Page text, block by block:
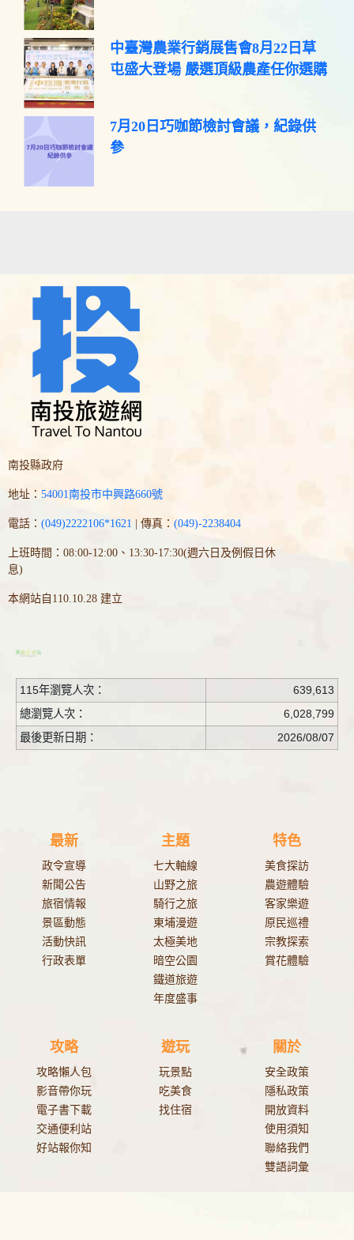
中臺灣農業行銷展售會8月22日草
屯盛大登場 嚴選頂級農產任你選購
7月20日巧咖節檢討會議，紀錄供
參
南投縣政府
地址： 54001南投市中興路660號
電話： (049)2222106*1621 | 傳真： (049)-2238404
上班時間：08:00-12:00、13:30-17:30(週六日及例假日休
息)
本網站自110.10.28 建立
115年瀏覽人次：
639,613
總瀏覽人次：
6,028,799
最後更新日期：
2026/08/07
最新
政令宣導
新聞公告
旅宿情報
景區動態
活動快訊
行政表單
主題
七大軸線
山野之旅
騎行之旅
東埔漫遊
太極美地
暗空公園
鐵道旅遊
年度盛事
特色
美食探訪
農遊體驗
客家樂遊
原民巡禮
宗教探索
賞花體驗
攻略
攻略懶人包
影音帶你玩
電子書下載
交通便利站
好站報你知
遊玩
玩景點
吃美食
找住宿
關於
安全政策
隱私政策
開放資料
使用須知
聯絡我們
雙語詞彙